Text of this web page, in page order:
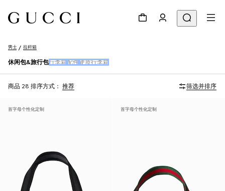
男士 拉杆箱
休闲包&旅行包行李箱 配件 硬质行李箱
商品 28 排序方式： 推荐 筛选并排序
首字母个性化定制 首字母个性化定制